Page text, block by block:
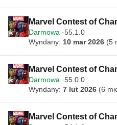
Marvel Contest of
Darmowa
55.1.0
Wyndany: 10 mar 2026 (5
Marvel Contest of
Darmowa
55.0.0
Wyndany: 7 lut 2026 (6
Marvel Contest of